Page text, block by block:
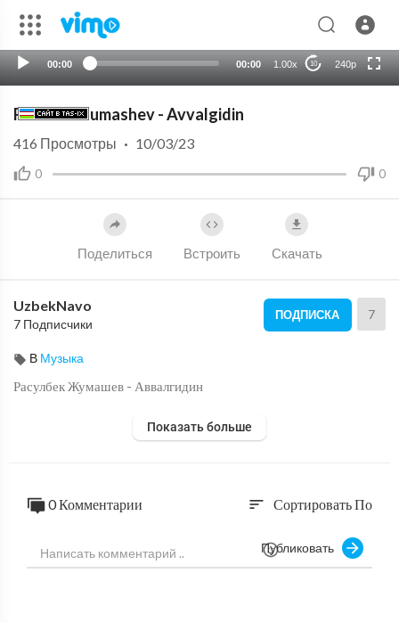
00:00 00:00 1.00x 10 240p
HD
Rasulbek Jumashev - Avvalgidin
0 0
416 Просмотры · 10/03/23
Поделиться Встроить Скачать
UzbekNavo
7 Подписчики
ПОДПИСКА 7
В Музыка
⁣Расулбек Жумашев - Аввалгидин
Показать больше
0 Комментарии sort Сортировать По
Публиковать